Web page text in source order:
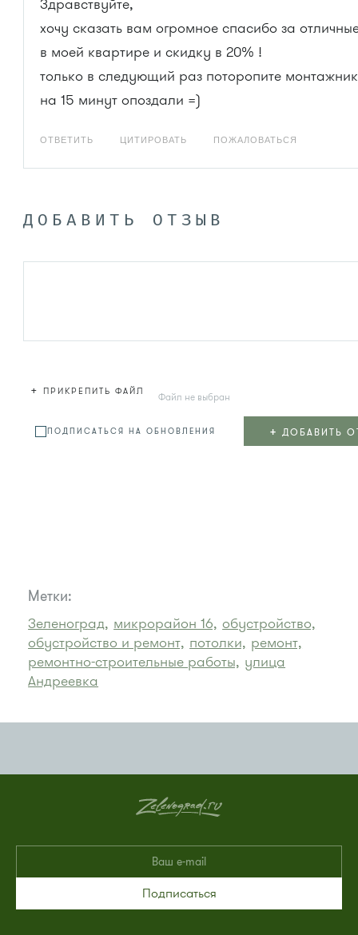
Здравствуйте,
хочу сказать вам огромное спасибо за
в моей квартире и скидку в 20% !
только в следующий раз поторопите
на 15 минут опоздали =)
ОТВЕТИТЬ ЦИТИРОВАТЬ ПОЖАЛОВАТЬСЯ
ДОБАВИТЬ ОТЗЫВ
+ ПРИКРЕПИТЬ ФАЙЛ Файл не выбран
ПОДПИСАТЬСЯ НА ОБНОВЛЕНИЯ + ДОБАВИТЬ
Метки:
Зеленоград, микрорайон 16, обустройство,
обустройство и ремонт, потолки, ремонт,
ремонтно-строительные работы, улица
Андреевка
Подписаться